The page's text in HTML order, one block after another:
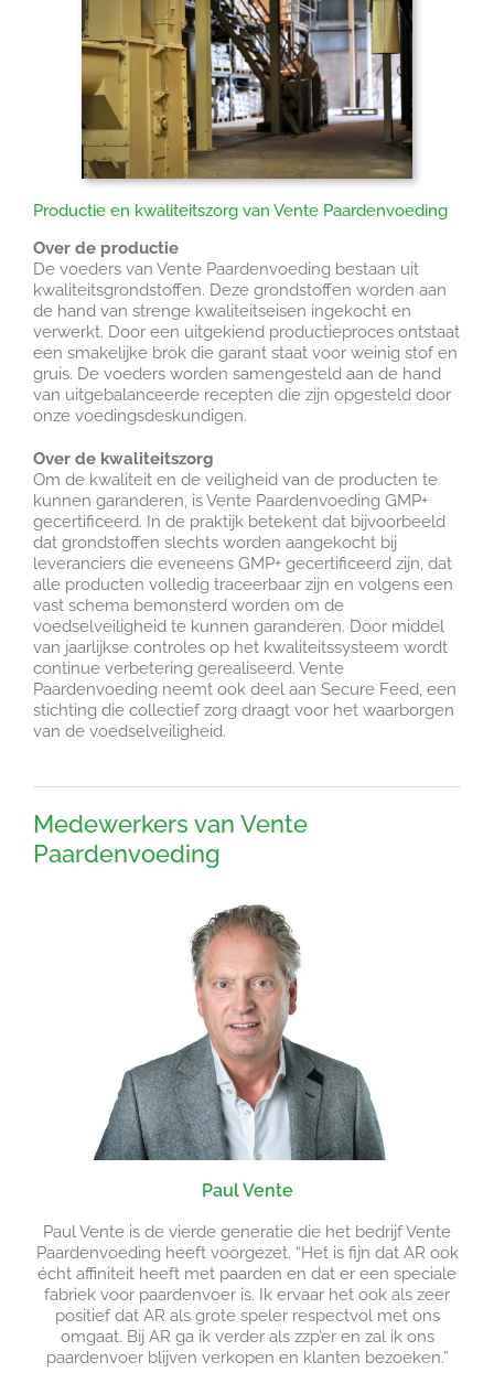
Productie en kwaliteitszorg van Vente Paardenvoeding
Over de productie
De voeders van Vente Paardenvoeding bestaan uit
kwaliteitsgrondstoffen. Deze grondstoffen worden aan
de hand van strenge kwaliteitseisen ingekocht en
verwerkt. Door een uitgekiend productieproces ontstaat
een smakelijke brok die garant staat voor weinig stof en
gruis. De voeders worden samengesteld aan de hand
van uitgebalanceerde recepten die zijn opgesteld door
onze voedingsdeskundigen.
Over de kwaliteitszorg
Om de kwaliteit en de veiligheid van de producten te
kunnen garanderen, is Vente Paardenvoeding GMP+
gecertificeerd. In de praktijk betekent dat bijvoorbeeld
dat grondstoffen slechts worden aangekocht bij
leveranciers die eveneens GMP+ gecertificeerd zijn, dat
alle producten volledig traceerbaar zijn en volgens een
vast schema bemonsterd worden om de
voedselveiligheid te kunnen garanderen. Door middel
van jaarlijkse controles op het kwaliteitssysteem wordt
continue verbetering gerealiseerd. Vente
Paardenvoeding neemt ook deel aan Secure Feed, een
stichting die collectief zorg draagt voor het waarborgen
van de voedselveiligheid.
Medewerkers van Vente
Paardenvoeding
Paul Vente
Paul Vente is de vierde generatie die het bedrijf Vente
Paardenvoeding heeft voorgezet. “Het is fijn dat AR ook
écht affiniteit heeft met paarden en dat er een speciale
fabriek voor paardenvoer is. Ik ervaar het ook als zeer
positief dat AR als grote speler respectvol met ons
omgaat. Bij AR ga ik verder als zzp’er en zal ik ons
paardenvoer blijven verkopen en klanten bezoeken.”